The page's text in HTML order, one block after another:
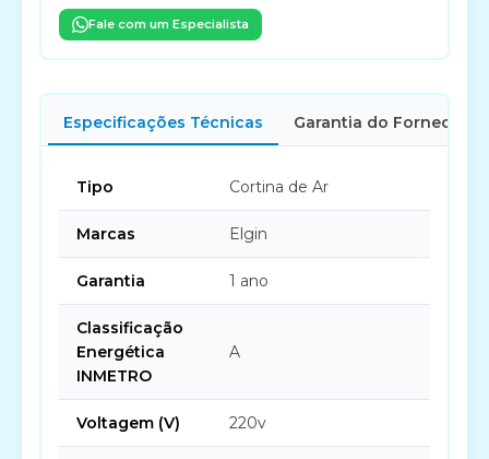
Fale com um Especialista
Especificações Técnicas Garantia do Fornecedor
Tipo Cortina de Ar
Marcas Elgin
Garantia 1 ano
Classificação
Energética
INMETRO
A
Voltagem (V) 220v